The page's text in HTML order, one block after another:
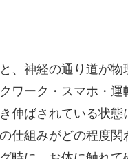
、神経の通り道が
ワーク・スマホ・
伸ばされている状
仕組みがどの程度